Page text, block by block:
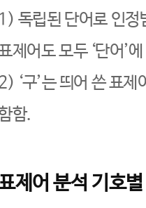
1) 독립된 단어로 인정
제어도 모두 ‘단어’
‘구’는 띄어 쓴 표
함.
제어 분석 기호